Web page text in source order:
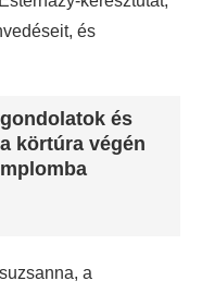
és
és
körtúra végén
a